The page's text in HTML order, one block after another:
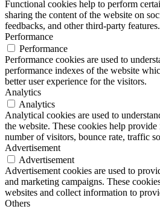
Functional cookies help to perform
sharing the content of the website on
feedbacks, and other third-party features.
Performance
Performance
Performance cookies are used to
performance indexes of the website
better user experience for the visitors.
Analytics
Analytics
Analytical cookies are used to
the website. These cookies help
number of visitors, bounce rate, traffic
Advertisement
Advertisement
Advertisement cookies are used to
and marketing campaigns. These
websites and collect information to
Others